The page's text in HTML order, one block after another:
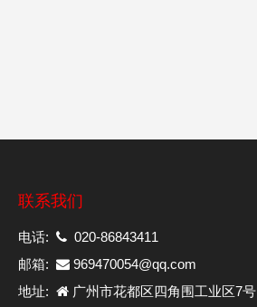
联系我们
电话:
020-86843411
邮箱:
969470054@qq.com
地址:
广州市花都区四角围工业区7号